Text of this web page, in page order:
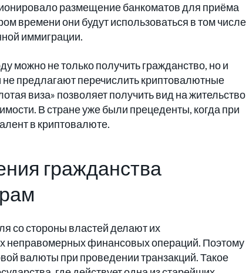
размещение банкоматов для приёма
времени они будут использоваться в том числе
иммиграции.
можно не только получить гражданство, но и
предлагают перечислить криптовалютные
виза» позволяет получить вид на жительство
В стране уже были прецеденты, когда при
в криптовалюте.
гражданства
со стороны властей делают их
неправомерных финансовых операций. Поэтому
валюты при проведении транзакций. Такое